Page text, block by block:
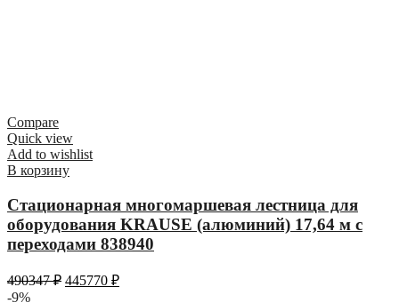
Compare
Quick view
Add to wishlist
В корзину
Стационарная многомаршевая лестница для
оборудования KRAUSE (алюминий) 17,64 м с
переходами 838940
490347₽ 445770 ₽
-9%